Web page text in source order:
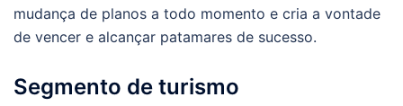
mudança de planos a todo momento e cria a vontade
de vencer e alcançar patamares de sucesso.
Segmento de turismo